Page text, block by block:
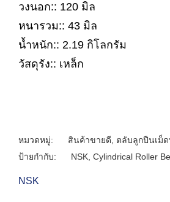
วงนอก:: 120 มิล
หนารวม:: 43 มิล
น้ำหนัก:: 2.19 กิโลกรัม
วัสดุรัง:: เหล็ก
หมวดหมู่: สินค้าขายดี
ตลับลูกปืนเม็
ป้ายกำกับ:
NSK Cylindrical Roller
NSK